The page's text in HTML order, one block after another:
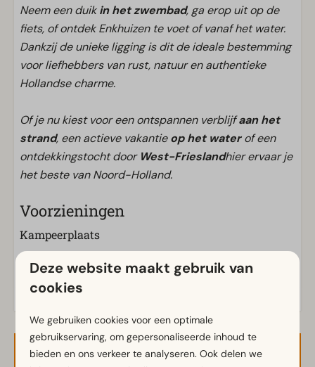
Neem een duikin het zwembad, ga erop uit op de
fiets, of ontdek Enkhuizen te voet of vanaf het water.
Dankzij de unieke ligging is dit de ideale bestemming
voor liefhebbers van rust, natuur en authentieke
Hollandse charme.
Of je nu kiest voor een ontspannen verblijfaan het
strand, een actieve vakantieop het waterof een
ontdekkingstocht door West-Frieslandhier ervaar je
het beste van Noord-Holland.
Voorzieningen
Kampeerplaats
Deze website maakt gebruik van
cookies
We gebruiken cookies voor een optimale
gebruikservaring, om gepersonaliseerde inhoud te
bieden en ons verkeer te analyseren. Ook delen we